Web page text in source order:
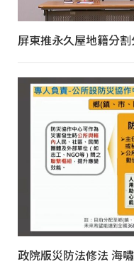
屏東推永久屋地籍分
政院版災防法修法 海